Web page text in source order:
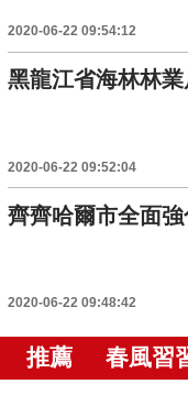
2020-06-22 09:54:12
黑龍江省海林林
2020-06-22 09:52:04
齊齊哈爾市全面
2020-06-22 09:48:42
推薦 春風習